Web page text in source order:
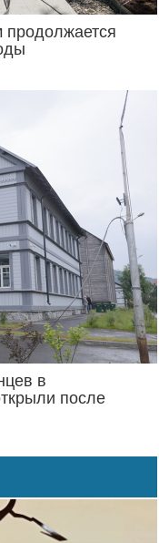
продолжается
в
после